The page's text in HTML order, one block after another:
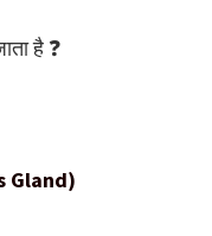
है ❓
Gland)